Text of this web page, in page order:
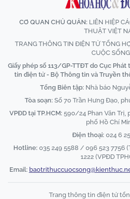
CƠ QUAN CHỦ QUẢN: LIÊN HIỆP
THUẬT VIỆT
TRANG THÔNG TIN ĐIỆN TỬ TỔNG
CUỘC SỐNG
Giấy phép số 113/GP-TTĐT do Cục
tin điện tử - Bộ Thông tin và Truyền
Tổng Biên tập: Nhà báo
Tòa soạn: Số 70 Trần Hưng Đạo,
VPĐD tại TP.HCM: 590/24 Phan Văn Trị,
phố Hồ Chí
Điện thoại: 024 6
Hotline: 035 249 5588 / 096 523 7756
1222 (VPĐD
Email:
Trang thông tin điện tử